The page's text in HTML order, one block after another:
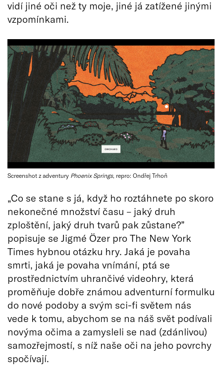
vidí jiné oči než ty moje, jiné já zatížené jinými
vzpomínkami.
Screenshot z adventury Phoenix Springs, repro: Ondřej Trhoň
„Co se stane s já, když ho roztáhnete po skoro
nekonečné množství času – jaký druh
zploštění, jaký druh tvarů pak zůstane?”
popisuje se Jigmé Özer pro The New York
Times hybnou otázku hry. Jaká je povaha
smrti, jaká je povaha vnímání, ptá se
prostřednictvím uhrančivé videohry, která
proměňuje dobře známou adventurní formulku
do nové podoby a svým sci-fi světem nás
vede k tomu, abychom se na náš svět podívali
novýma očima a zamysleli se nad (zdánlivou)
samozřejmostí, s níž naše oči na jeho povrchy
spočívají.